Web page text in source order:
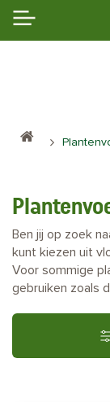
Ben jij op zoek
kunt kiezen uit
Voor sommige
gebruiken zoals